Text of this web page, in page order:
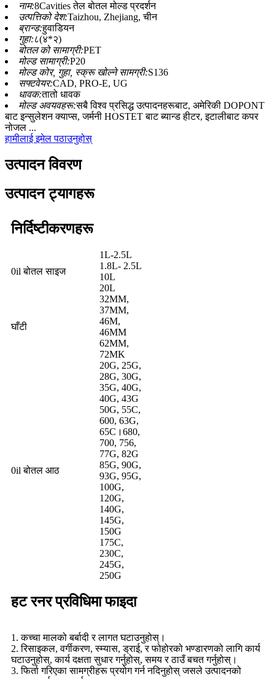
नाम:8Cavities तेल बोतल मोल्ड प्रदर्शन
उत्पत्तिको देश:Taizhou, Zhejiang, चीन
ब्रान्ड:हुवाडियन
गुहा:८(४*२)
बोतल को सामाग्री:PET
मोल्ड सामाग्री:P20
मोल्ड कोर, गुहा, स्क्रू खोल्ने सामग्री:S136
सफ्टवेयर:CAD, PRO-E, UG
धावक:तातो धावक
मोल्ड अवयवहरू:सबै विश्व प्रसिद्ध उत्पादनहरूबाट, अमेरिकी DOPONT
बाट इन्सुलेशन क्याप्स, जर्मनी HOSTET बाट ब्यान्ड हीटर, इटालीबाट कपर
नोजल ...
हामीलाई इमेल पठाउनुहोस्
उत्पादन विवरण
उत्पादन ट्यागहरू
निर्दिष्टीकरणहरू
0il बोतल साइज
1L-2.5L
1.8L- 2.5L
10L
20L
घाँटी
32MM,
37MM,
46M,
46MM
62MM,
72MK
0il बोतल आठ
20G, 25G,
28G, 30G,
35G, 40G,
40G, 43G
50G, 55C,
600, 63G,
65C।680,
700, 756,
77G, 82G
85G, 90G,
93G, 95G,
100G,
120G,
140G,
145G,
150G
175C,
230C,
245G,
250G
हट रनर प्रविधिमा फाइदा
1. कच्चा मालको बर्बादी र लागत घटाउनुहोस्।
2. रिसाइकल, वर्गीकरण, स्म्यास, ड्राई, र फोहोरको भण्डारणको लागि कार्य
घटाउनुहोस्, कार्य दक्षता सुधार गर्नुहोस्, समय र ठाउँ बचत गर्नुहोस्।
3. फिर्ता गरिएका सामग्रीहरू प्रयोग गर्न नदिनुहोस् जसले उत्पादनको